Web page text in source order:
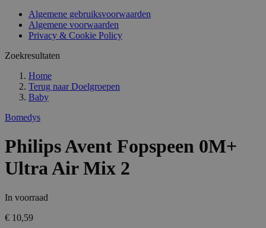
Algemene gebruiksvoorwaarden
Algemene voorwaarden
Privacy & Cookie Policy
Zoekresultaten
Home
Terug naar Doelgroepen
Baby
Bomedys
Philips Avent Fopspeen 0M+
Ultra Air Mix 2
In voorraad
€ 10,59